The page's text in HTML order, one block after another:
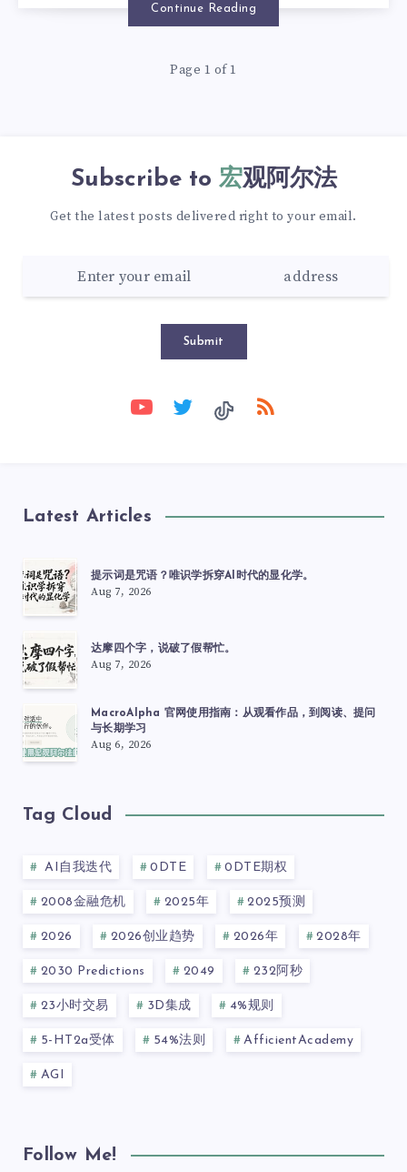
Continue Reading
Page 1 of 1
Subscribe to 宏观阿尔法
Get the latest posts delivered right to your email.
Submit
Latest Articles
提示词是咒语？唯识学拆穿AI时代的显化学。
Aug 7, 2026
达摩四个字，说破了假帮忙。
Aug 7, 2026
MacroAlpha 官网使用指南：从观看作品，到阅读、提问
与长期学习
Aug 6, 2026
Tag Cloud
AI自我迭代 0DTE 0DTE期权
2008金融危机 2025年 2025预测
2026 2026创业趋势 2026年 2028年
2030 Predictions 2049 232阿秒
23小时交易 3D集成 4%规则
5-HT2a受体 54%法则 AfficientAcademy
AGI
Follow Me!